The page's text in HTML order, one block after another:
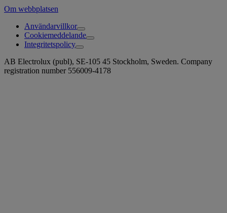
Om webbplatsen
Användarvillkor
Cookiemeddelande
Integritetspolicy
AB Electrolux (publ), SE-105 45 Stockholm, Sweden. Company
registration number 556009-4178